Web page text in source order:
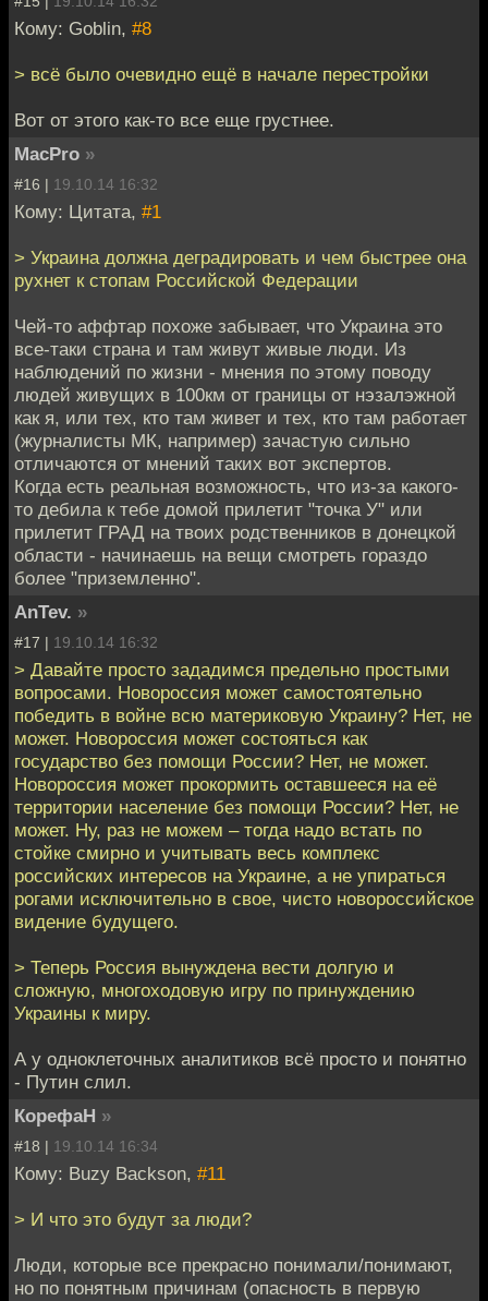
Кому: Goblin, #8
> всё было очевидно ещё в начале перестройки
Вот от этого как-то все еще грустнее.
MacPro »
#16 | 19.10.14 16:32
Кому: Цитата, #1
> Украина должна деградировать и чем быстрее она
рухнет к стопам Российской Федерации
Чей-то аффтар похоже забывает, что Украина это
все-таки страна и там живут живые люди. Из
наблюдений по жизни - мнения по этому поводу
людей живущих в 100км от границы от нэзалэжной
как я, или тех, кто там живет и тех, кто там работает
(журналисты МК, например) зачастую сильно
отличаются от мнений таких вот экспертов.
Когда есть реальная возможность, что из-за какого-
то дебила к тебе домой прилетит "точка У" или
прилетит ГРАД на твоих родственников в донецкой
области - начинаешь на вещи смотреть гораздо
более "приземленно".
AnTev. »
#17 | 19.10.14 16:32
> Давайте просто зададимся предельно простыми
вопросами. Новороссия может самостоятельно
победить в войне всю материковую Украину? Нет, не
может. Новороссия может состояться как
государство без помощи России? Нет, не может.
Новороссия может прокормить оставшееся на её
территории население без помощи России? Нет, не
может. Ну, раз не можем – тогда надо встать по
стойке смирно и учитывать весь комплекс
российских интересов на Украине, а не упираться
рогами исключительно в свое, чисто новороссийское
видение будущего.
> Теперь Россия вынуждена вести долгую и
сложную, многоходовую игру по принуждению
Украины к миру.
А у одноклеточных аналитиков всё просто и понятно
- Путин слил.
КорефаН »
#18 | 19.10.14 16:34
Кому: Buzy Backson, #11
> И что это будут за люди?
Люди, которые все прекрасно понимали/понимают,
но по понятным причинам (опасность в первую